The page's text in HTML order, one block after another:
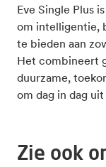
Eve Single Plus
om intelligentie,
te bieden aan
Het combineert
duurzame,
om dag in dag
Zie ook